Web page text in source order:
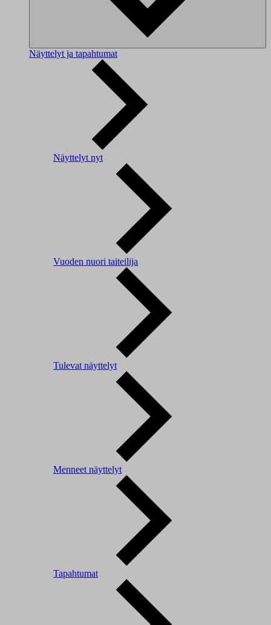
Näyttelyt ja tapahtumat
Näyttelyt nyt
Vuoden nuori taiteilija
Tulevat näyttelyt
Menneet näyttelyt
Tapahtumat